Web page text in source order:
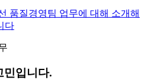
품질경영팀 업무에 대해 소개해
다
민입니다.